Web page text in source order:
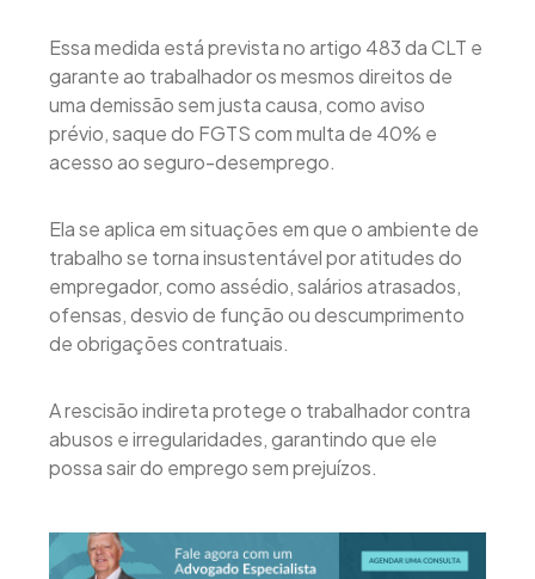
Essa medida está prevista no artigo 483 da CLT e
garante ao trabalhador os mesmos direitos de
uma demissão sem justa causa, como aviso
prévio, saque do FGTS com multa de 40% e
acesso ao seguro-desemprego.
Ela se aplica em situações em que o ambiente de
trabalho se torna insustentável por atitudes do
empregador, como assédio, salários atrasados,
ofensas, desvio de função ou descumprimento
de obrigações contratuais.
A rescisão indireta protege o trabalhador contra
abusos e irregularidades, garantindo que ele
possa sair do emprego sem prejuízos.